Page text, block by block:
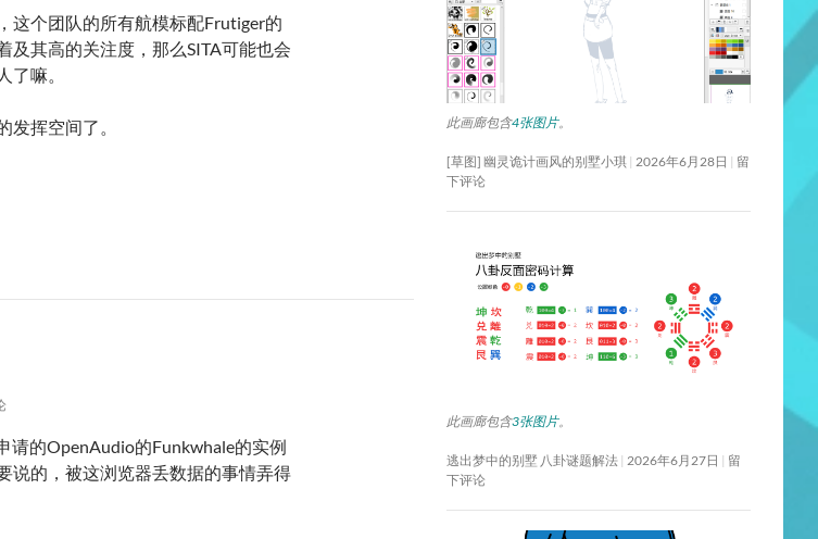
这个团队的所有航模标配Frutiger的
及其高的关注度，那么SITA可能也会
了嘛。
发挥空间了。
请的OpenAudio的Funkwhale的实例
说的，被这浏览器丢数据的事情弄得
此画廊包含4张图片。
[草图] 幽灵诡计画风的别墅小琪 2026年6月28日
留
下评论
此画廊包含3张图片。
逃出梦中的别墅 八卦谜题解法 2026年6月27日
留
下评论